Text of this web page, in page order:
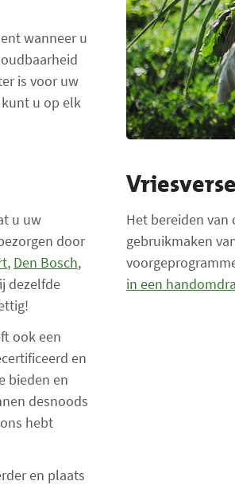
wanneer u
is voor uw
u op elk
u uw
door
, Den Bosch,
dezelfde
ook een
en
bieden en
desnoods
hebt
en plaats
Het bereiden
gebruikmaken
in een